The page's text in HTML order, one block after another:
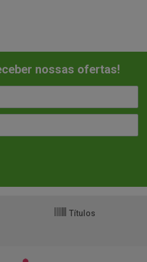
nossas ofertas!
Títulos